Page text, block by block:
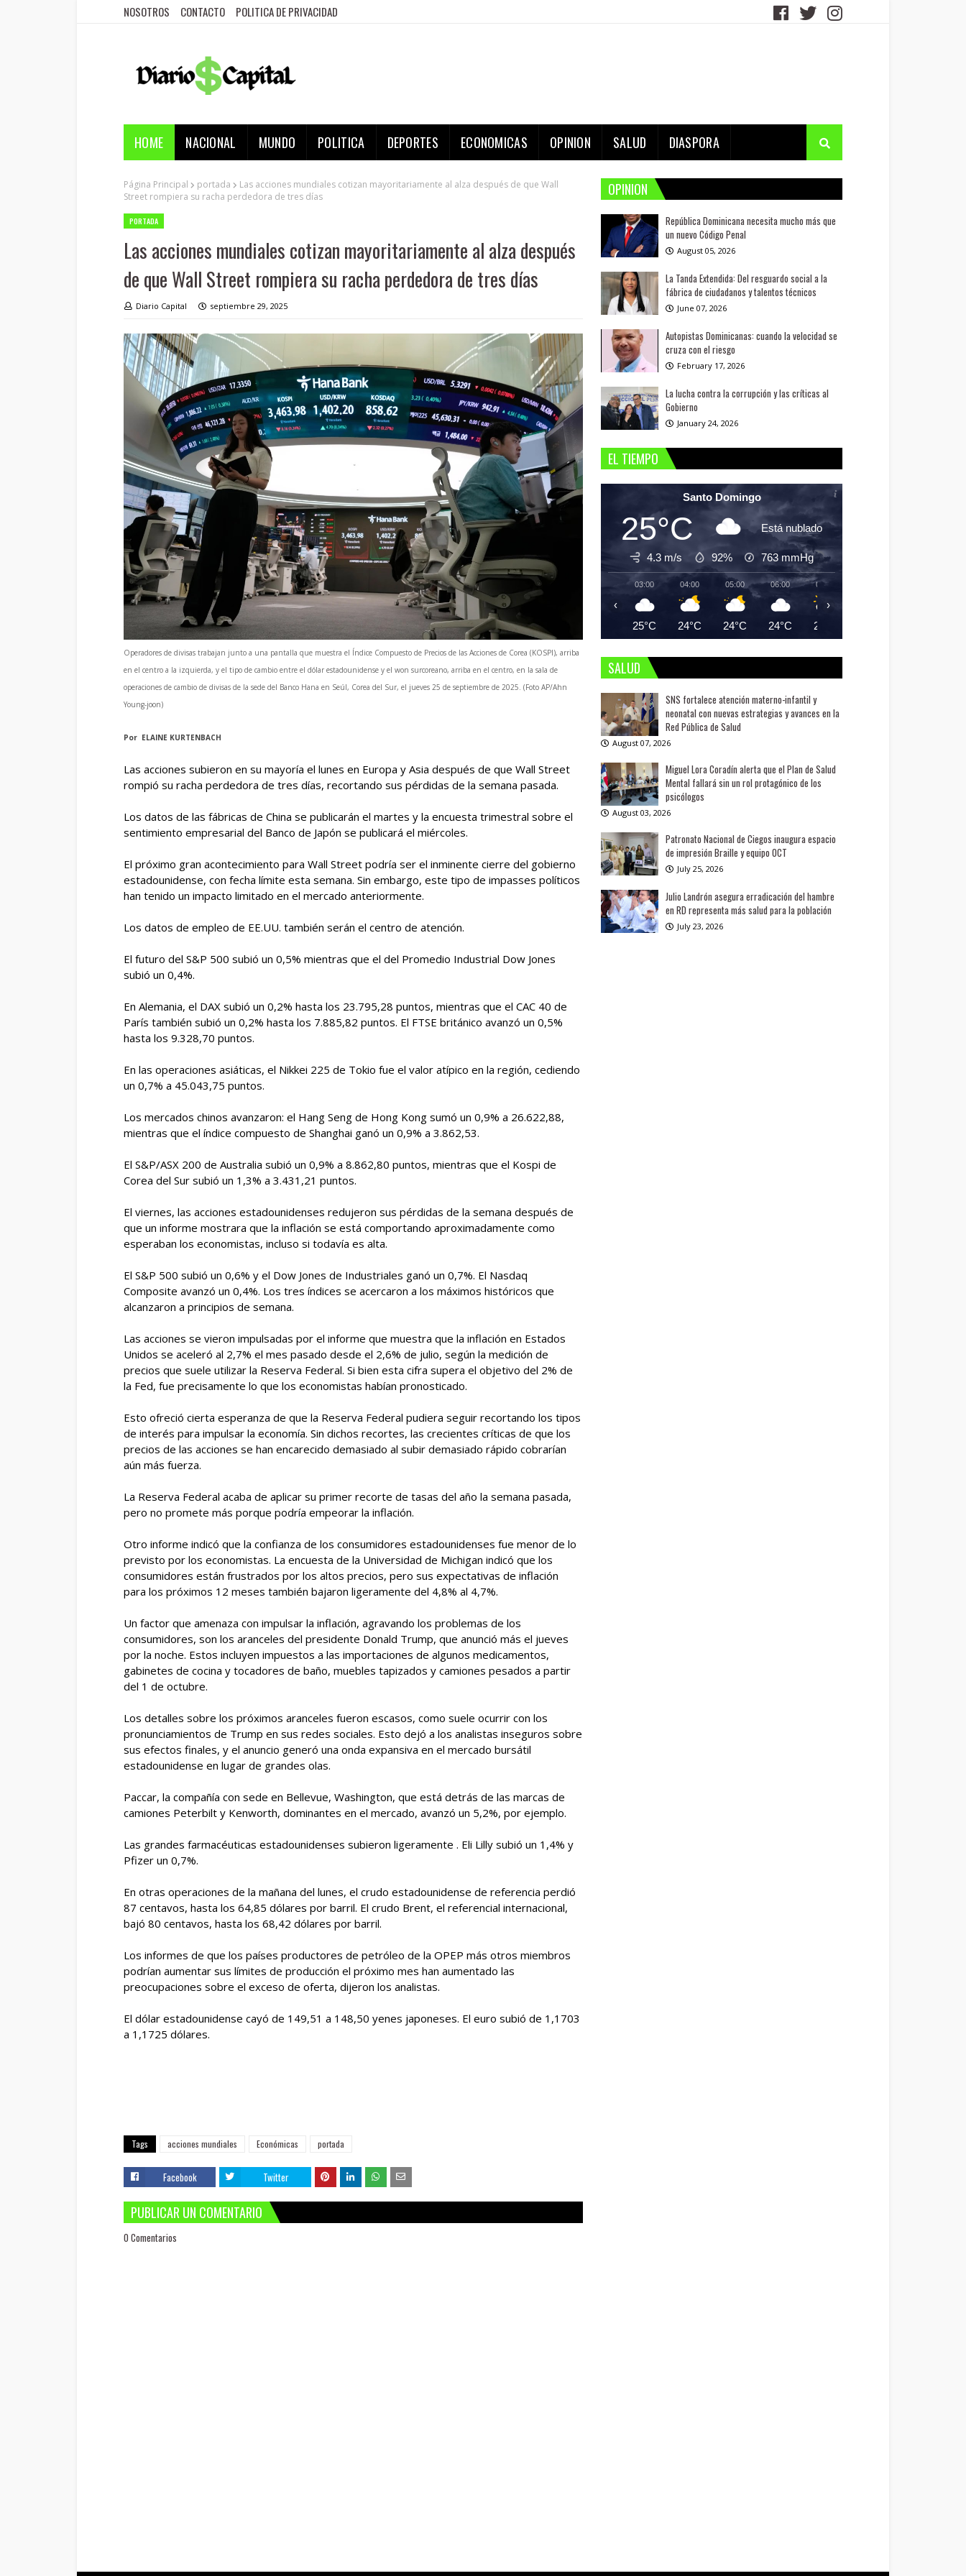
NOSOTROS CONTACTO POLITICA DE PRIVACIDAD
HOME NACIONAL MUNDO POLITICA DEPORTES ECONOMICAS OPINION SALUD DIASPORA
Página Principal portada
Las acciones mundiales cotizan mayoritariamente al alza después de que Wall
Street rompiera su racha perdedora de tres días
PORTADA
Las acciones mundiales cotizan mayoritariamente al alza después
de que Wall Street rompiera su racha perdedora de tres días
Diario Capital septiembre 29, 2025
Operadores de divisas trabajan junto a una pantalla que muestra el Índice Compuesto de Precios de las Acciones de Corea (KOSPI), arriba
en el centro a la izquierda, y el tipo de cambio entre el dólar estadounidense y el won surcoreano, arriba en el centro, en la sala de
operaciones de cambio de divisas de la sede del Banco Hana en Seúl, Corea del Sur, el jueves 25 de septiembre de 2025. (Foto AP/Ahn
Young-joon)
Por ELAINE KURTENBACH
Las acciones subieron en su mayoría el lunes en Europa y Asia después de que Wall Street
rompió su racha perdedora de tres días, recortando sus pérdidas de la semana pasada.
Los datos de las fábricas de China se publicarán el martes y la encuesta trimestral sobre el
sentimiento empresarial del Banco de Japón se publicará el miércoles.
El próximo gran acontecimiento para Wall Street podría ser el inminente cierre del gobierno
estadounidense, con fecha límite esta semana. Sin embargo, este tipo de impasses políticos
han tenido un impacto limitado en el mercado anteriormente.
Los datos de empleo de EE.UU. también serán el centro de atención.
El futuro del S&P 500 subió un 0,5% mientras que el del Promedio Industrial Dow Jones
subió un 0,4%.
En Alemania, el DAX subió un 0,2% hasta los 23.795,28 puntos, mientras que el CAC 40 de
París también subió un 0,2% hasta los 7.885,82 puntos. El FTSE británico avanzó un 0,5%
hasta los 9.328,70 puntos.
En las operaciones asiáticas, el Nikkei 225 de Tokio fue el valor atípico en la región, cediendo
un 0,7% a 45.043,75 puntos.
Los mercados chinos avanzaron: el Hang Seng de Hong Kong sumó un 0,9% a 26.622,88,
mientras que el índice compuesto de Shanghai ganó un 0,9% a 3.862,53.
El S&P/ASX 200 de Australia subió un 0,9% a 8.862,80 puntos, mientras que el Kospi de
Corea del Sur subió un 1,3% a 3.431,21 puntos.
El viernes, las acciones estadounidenses redujeron sus pérdidas de la semana después de
que un informe mostrara que la inflación se está comportando aproximadamente como
esperaban los economistas, incluso si todavía es alta.
El S&P 500 subió un 0,6% y el Dow Jones de Industriales ganó un 0,7%. El Nasdaq
Composite avanzó un 0,4%. Los tres índices se acercaron a los máximos históricos que
alcanzaron a principios de semana.
Las acciones se vieron impulsadas por el informe que muestra que la inflación en Estados
Unidos se aceleró al 2,7% el mes pasado desde el 2,6% de julio, según la medición de
precios que suele utilizar la Reserva Federal. Si bien esta cifra supera el objetivo del 2% de
la Fed, fue precisamente lo que los economistas habían pronosticado.
Esto ofreció cierta esperanza de que la Reserva Federal pudiera seguir recortando los tipos
de interés para impulsar la economía. Sin dichos recortes, las crecientes críticas de que los
precios de las acciones se han encarecido demasiado al subir demasiado rápido cobrarían
aún más fuerza.
La Reserva Federal acaba de aplicar su primer recorte de tasas del año la semana pasada,
pero no promete más porque podría empeorar la inflación.
Otro informe indicó que la confianza de los consumidores estadounidenses fue menor de lo
previsto por los economistas. La encuesta de la Universidad de Michigan indicó que los
consumidores están frustrados por los altos precios, pero sus expectativas de inflación
para los próximos 12 meses también bajaron ligeramente del 4,8% al 4,7%.
Un factor que amenaza con impulsar la inflación, agravando los problemas de los
consumidores, son los aranceles del presidente Donald Trump, que anunció más el jueves
por la noche. Estos incluyen impuestos a las importaciones de algunos medicamentos,
gabinetes de cocina y tocadores de baño, muebles tapizados y camiones pesados ​​a partir
del 1 de octubre.
Los detalles sobre los próximos aranceles fueron escasos, como suele ocurrir con los
pronunciamientos de Trump en sus redes sociales. Esto dejó a los analistas inseguros sobre
sus efectos finales, y el anuncio generó una onda expansiva en el mercado bursátil
estadounidense en lugar de grandes olas.
Paccar, la compañía con sede en Bellevue, Washington, que está detrás de las marcas de
camiones Peterbilt y Kenworth, dominantes en el mercado, avanzó un 5,2%, por ejemplo.
Las grandes farmacéuticas estadounidenses subieron ligeramente . Eli Lilly subió un 1,4% y
Pfizer un 0,7%.
En otras operaciones de la mañana del lunes, el crudo estadounidense de referencia perdió
87 centavos, hasta los 64,85 dólares por barril. El crudo Brent, el referencial internacional,
bajó 80 centavos, hasta los 68,42 dólares por barril.
Los informes de que los países productores de petróleo de la OPEP más otros miembros
podrían aumentar sus límites de producción el próximo mes han aumentado las
preocupaciones sobre el exceso de oferta, dijeron los analistas.
El dólar estadounidense cayó de 149,51 a 148,50 yenes japoneses. El euro subió de 1,1703
a 1,1725 dólares.
Tags acciones mundiales Económicas portada
Facebook Twitter
PUBLICAR UN COMENTARIO
0 Comentarios
OPINION
República Dominicana necesita mucho más que
un nuevo Código Penal
August 05, 2026
La Tanda Extendida: Del resguardo social a la
fábrica de ciudadanos y talentos técnicos
June 07, 2026
Autopistas Dominicanas: cuando la velocidad se
cruza con el riesgo
February 17, 2026
La lucha contra la corrupción y las críticas al
Gobierno
January 24, 2026
EL TIEMPO
Santo Domingo
25°C Está nublado
4.3 m/s 92% 763 mmHg
03:00
25°C
04:00
24°C
05:00
24°C
06:00
24°C
07:00
25°C
‹ ›
SALUD
SNS fortalece atención materno-infantil y
neonatal con nuevas estrategias y avances en la
Red Pública de Salud
August 07, 2026
Miguel Lora Coradín alerta que el Plan de Salud
Mental fallará sin un rol protagónico de los
psicólogos
August 03, 2026
Patronato Nacional de Ciegos inaugura espacio
de impresión Braille y equipo OCT
July 25, 2026
Julio Landrón asegura erradicación del hambre
en RD representa más salud para la población
July 23, 2026